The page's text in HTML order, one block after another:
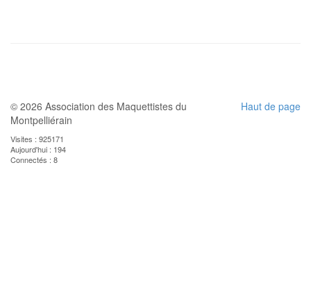
Haut de page
© 2026 Association des Maquettistes du
Montpelliérain
Visites : 925171
Aujourd'hui : 194
Connectés : 8